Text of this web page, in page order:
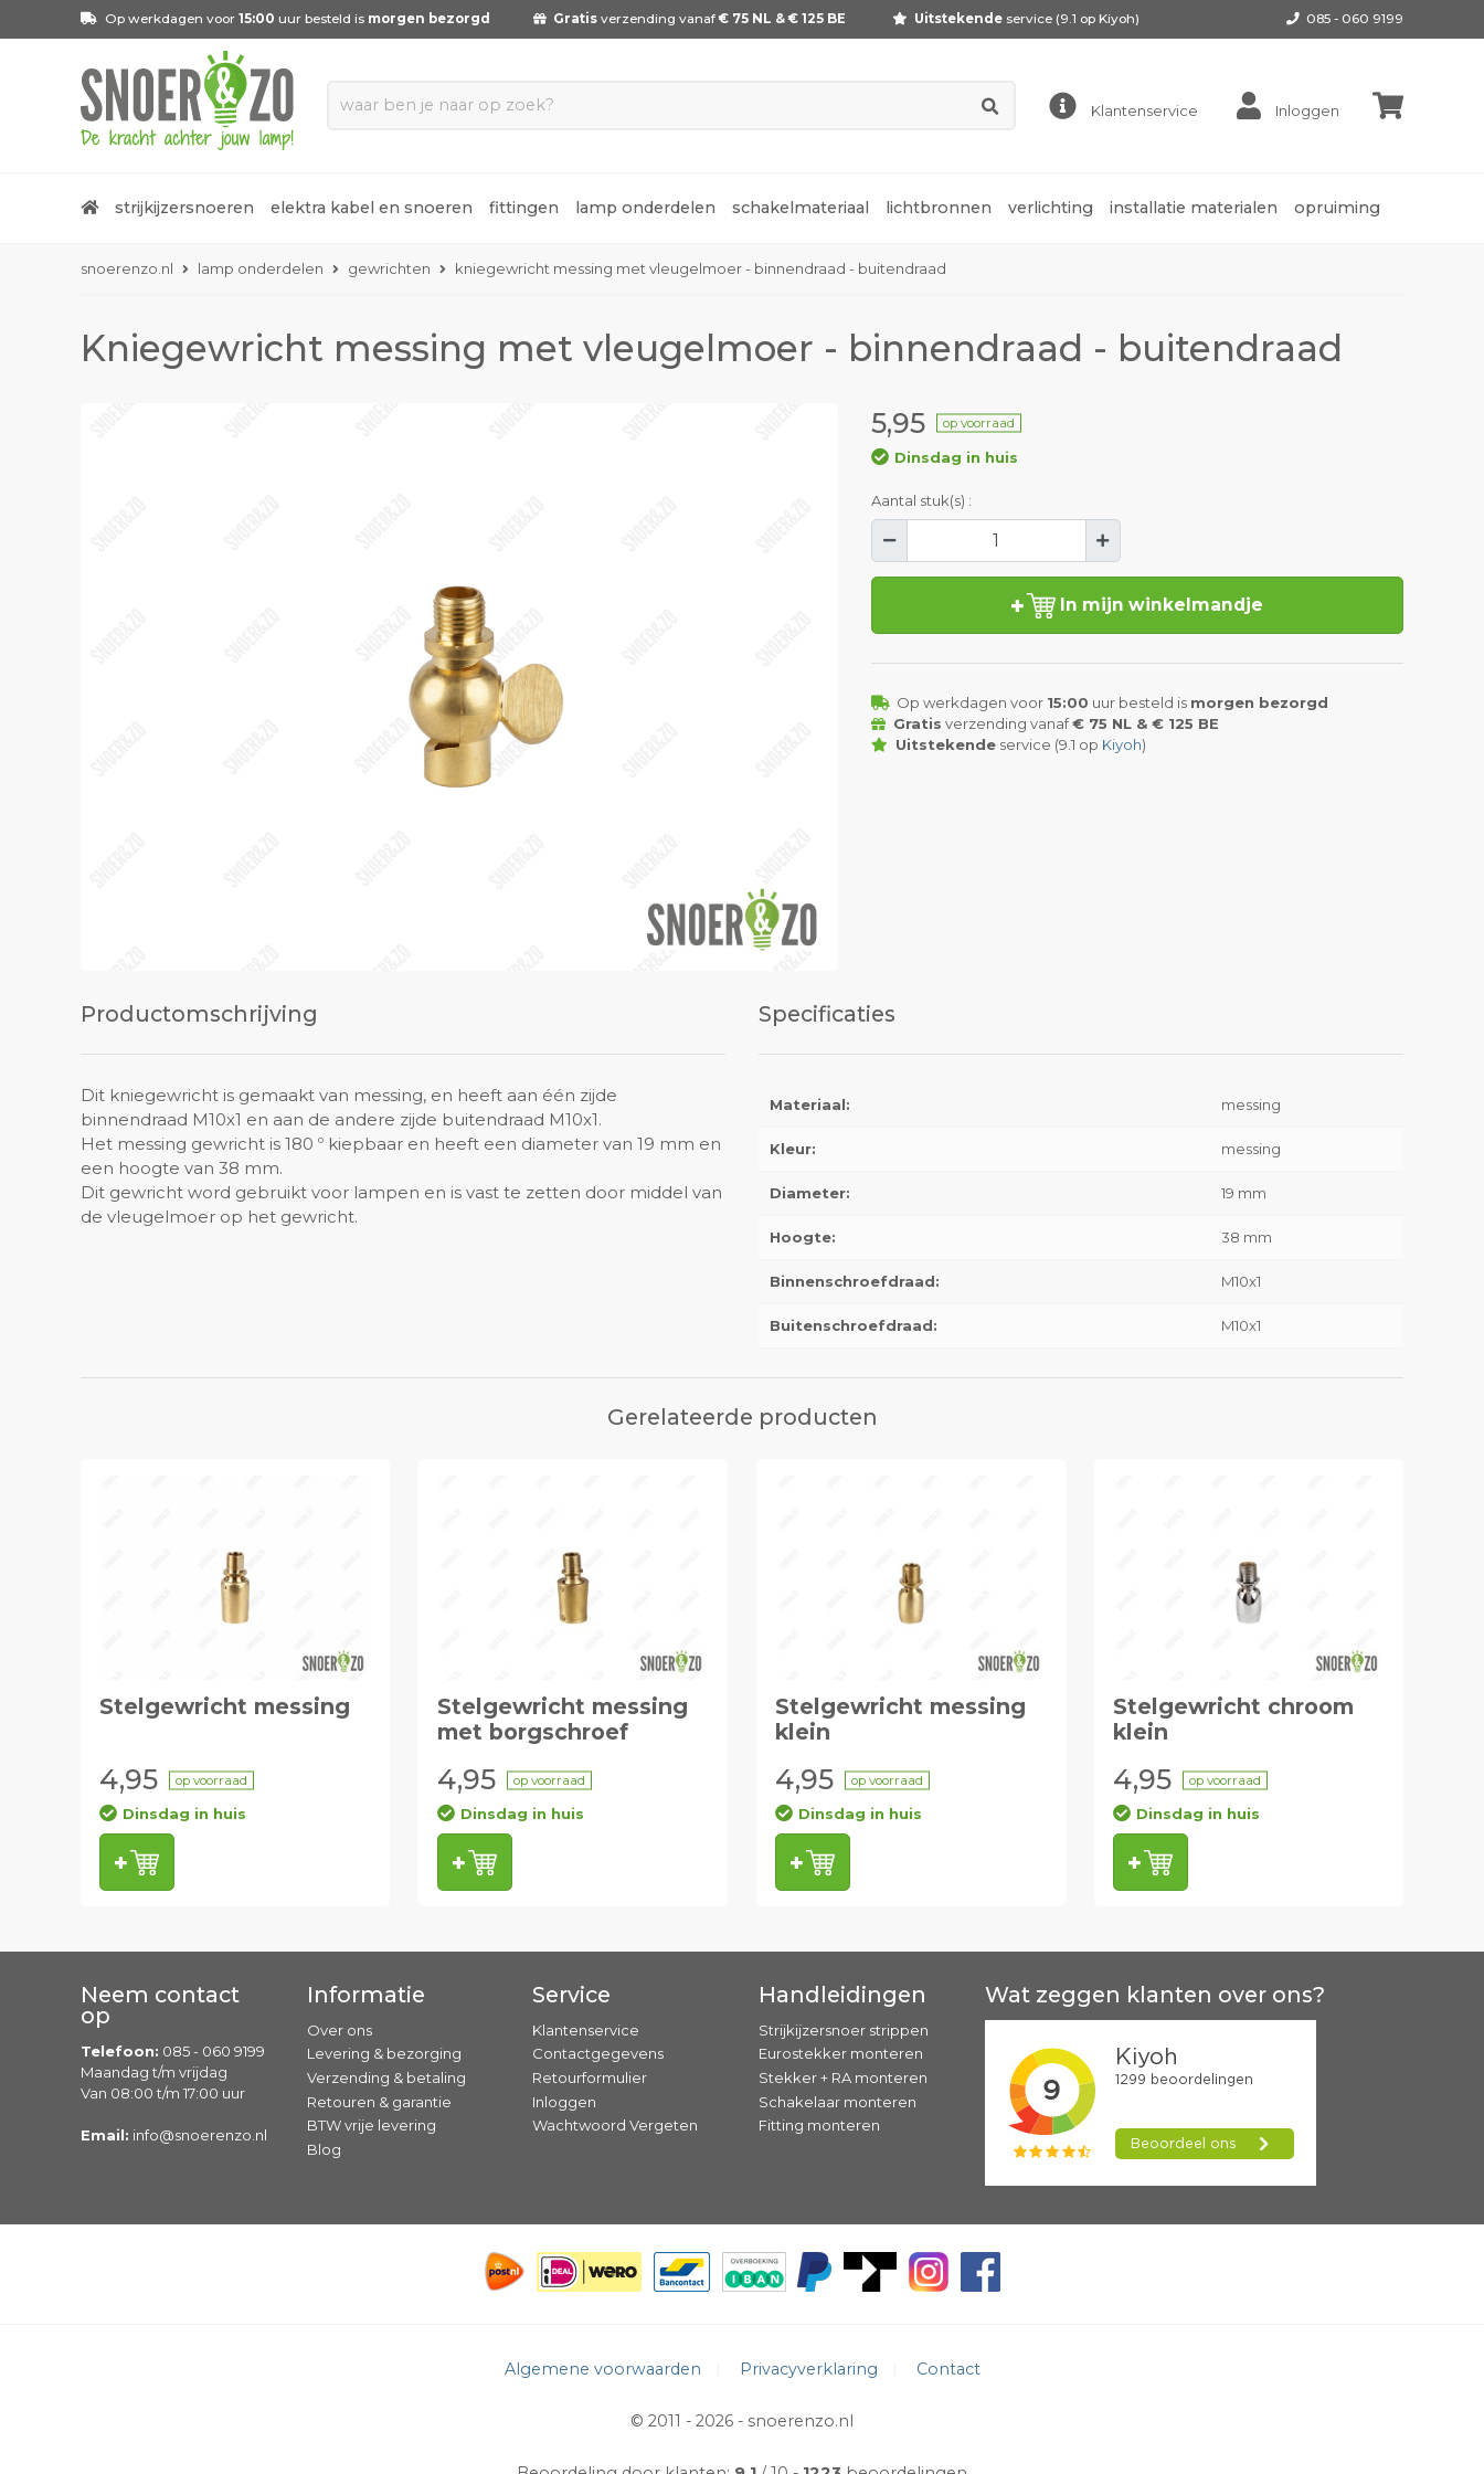
Op werkdagen voor 15:00 uur besteld is morgen bezorgd Gratis verzending vanaf € 75 NL & € 125 BE Uitstekendeservice (9.1 op Kiyoh) 085 - 060 9199
Klantenservice Inloggen
strijkijzersnoeren elektra kabel en snoeren fittingen lamp onderdelen schakelmateriaal lichtbronnen verlichting installatie materialen opruiming
snoerenzo.nl lamp onderdelen gewrichten kniegewricht messing met vleugelmoer - binnendraad - buitendraad
Kniegewricht messing met vleugelmoer - binnendraad - buitendraad
5,95 op voorraad
Dinsdag in huis
Aantal stuk(s) :
In mijn winkelmandje
Op werkdagen voor 15:00 uur besteld is morgen bezorgd
Gratis verzending vanaf€ 75 NL & € 125 BE
Uitstekendeservice (9.1 op Kiyoh)
Productomschrijving
Dit kniegewricht is gemaakt van messing, en heeft aan één zijde
binnendraad M10x1 en aan de andere zijde buitendraad M10x1.
Het messing gewricht is 180 º kiepbaar en heeft een diameter van 19 mm en
een hoogte van 38 mm.
Dit gewricht word gebruikt voor lampen en is vast te zetten door middel van
de vleugelmoer op het gewricht.
Specificaties
Materiaal: messing
Kleur: messing
Diameter: 19 mm
Hoogte: 38 mm
Binnenschroefdraad: M10x1
Buitenschroefdraad: M10x1
Gerelateerde producten
Stelgewricht messing
4,95 op voorraad
Dinsdag in huis
Stelgewricht messing
met borgschroef
4,95 op voorraad
Dinsdag in huis
Stelgewricht messing
klein
4,95 op voorraad
Dinsdag in huis
Stelgewricht chroom
klein
4,95 op voorraad
Dinsdag in huis
Neem contact
op
Telefoon: 085 - 060 9199
Maandag t/m vrijdag
Van 08:00 t/m 17:00 uur
Email: info@snoerenzo.nl
Informatie
Over ons
Levering & bezorging
Verzending & betaling
Retouren & garantie
BTW vrije levering
Blog
Service
Klantenservice
Contactgegevens
Retourformulier
Inloggen
Wachtwoord Vergeten
Handleidingen
Strijkijzersnoer strippen
Eurostekker monteren
Stekker + RA monteren
Schakelaar monteren
Fitting monteren
Wat zeggen klanten over ons?
Algemene voorwaarden Privacyverklaring Contact
© 2011 - 2026 - snoerenzo.nl